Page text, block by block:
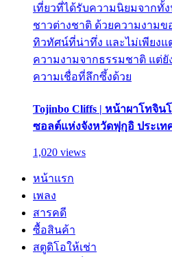
เที่ยวที่ได้รับความนิยมจากทั้
ชาวต่างชาติ ด้วยความงาม
ทิวทัศน์ที่น่าทึ่ง และไม่เพียงแ
ความงามจากธรรมชาติ แต่ยั
ความเชื่อที่ลึกซึ้งด้วย
Tojinbo Cliffs | หน้าผาโทจิ
ซอลต์แห่งจังหวัดฟุกุอิ ประเ
1,020 views
หน้าแรก
เพลง
สารคดี
ซื้อสินค้า
สตูดิโอให้เช่า